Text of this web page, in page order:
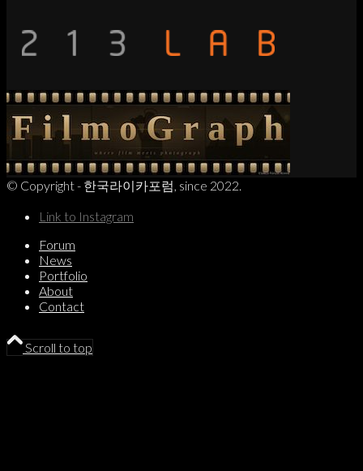
© Copyright - 한국라이카포럼, since 2022.
Link to Instagram
Forum
News
Portfolio
About
Contact
Scroll to top